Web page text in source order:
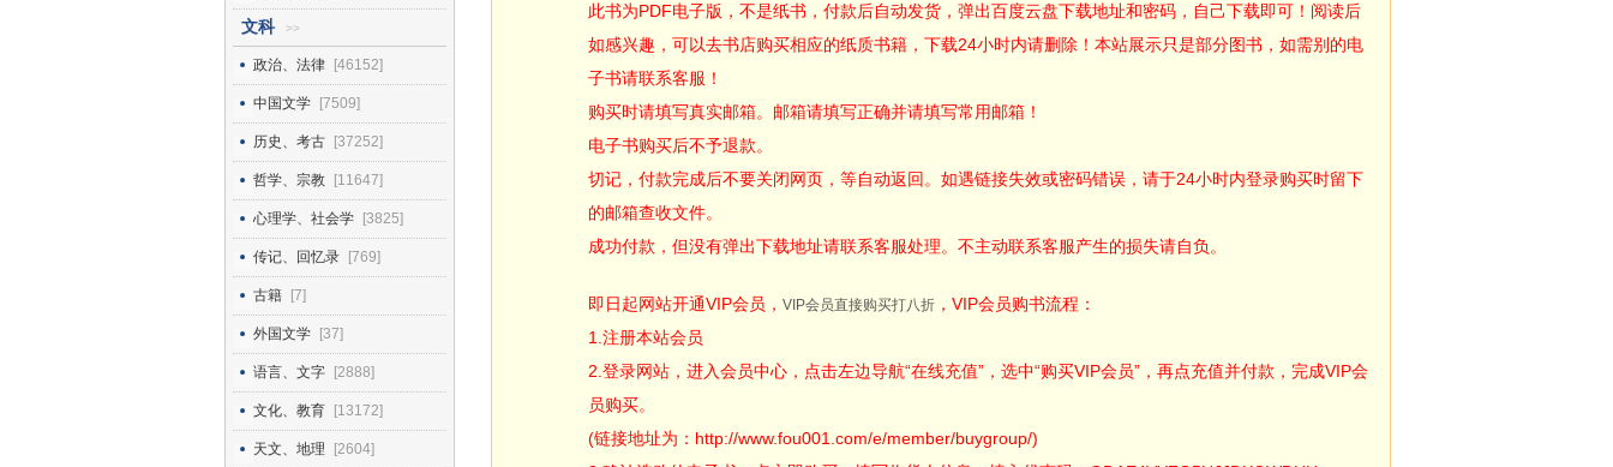
文科 >>
政治、法律 [46152]
中国文学 [7509]
历史、考古 [37252]
哲学、宗教 [11647]
心理学、社会学 [3825]
传记、回忆录 [769]
古籍 [7]
外国文学 [37]
语言、文字 [2888]
文化、教育 [13172]
天文、地理 [2604]
此书为PDF电子版，不是纸书，付款后自动发货，弹出百度云盘下载地址和密码，自己下载即可！阅读后
如感兴趣，可以去书店购买相应的纸质书籍，下载24小时内请删除！本站展示只是部分图书，如需别的电
子书请联系客服！
购买时请填写真实邮箱。邮箱请填写正确并请填写常用邮箱！
电子书购买后不予退款。
切记，付款完成后不要关闭网页，等自动返回。如遇链接失效或密码错误，请于24小时内登录购买时留下
的邮箱查收文件。
成功付款，但没有弹出下载地址请联系客服处理。不主动联系客服产生的损失请自负。
即日起网站开通VIP会员， VIP会员直接购买打八折 ，VIP会员购书流程：
1.注册本站会员
2.登录网站，进入会员中心，点击左边导航“在线充值”，选中“购买VIP会员”，再点充值并付款，完成VIP会
员购买。
(链接地址为：http://www.fou001.com/e/member/buygroup/)